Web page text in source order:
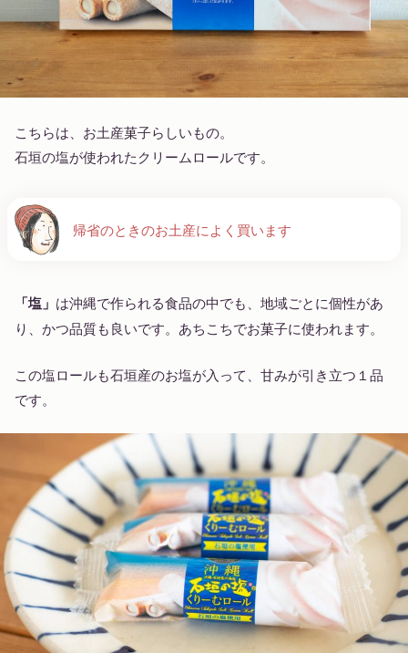
こちらは、お土産菓子らしいもの。
石垣の塩が使われたクリームロールです。
帰省のときのお土産によく買います
「塩」 は沖縄で作られる食品の中でも、地域ごとに個性があ
り、かつ品質も良いです。あちこちでお菓子に使われます。
この塩ロールも石垣産のお塩が入って、甘みが引き立つ１品
です。